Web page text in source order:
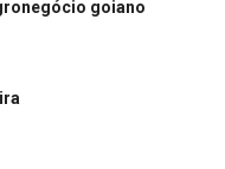
goiano